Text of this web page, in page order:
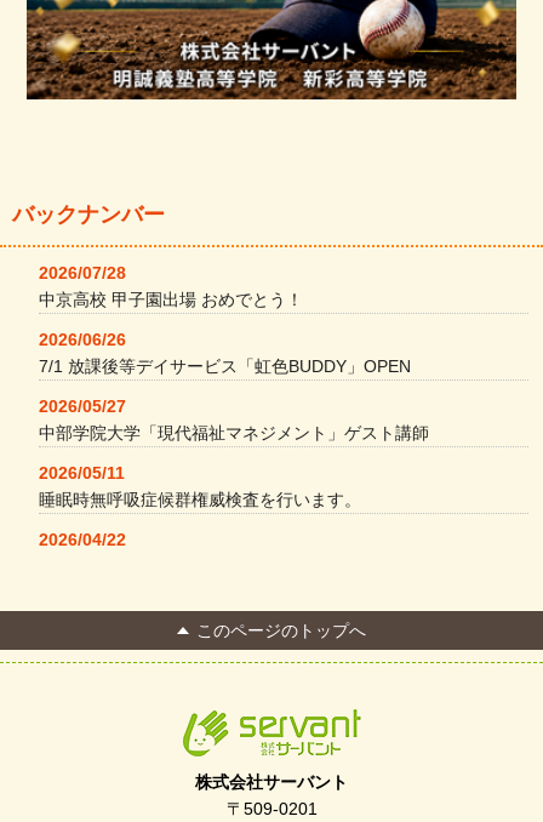
バックナンバー
2026/07/28
中京高校 甲子園出場 おめでとう！
2026/06/26
7/1 放課後等デイサービス「虹色BUDDY」OPEN
2026/05/27
中部学院大学「現代福祉マネジメント」ゲスト講師
2026/05/11
睡眠時無呼吸症候群権威検査を行います。
2026/04/22
FC Bombonera 岐阜県No.1このページのトップへ
株式会社サーバント
〒509-0201